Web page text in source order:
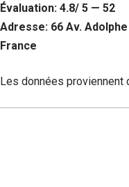
Évaluation: 4.8/ 5 — 52
Adresse: 66 Av.
France
Les données proviennent